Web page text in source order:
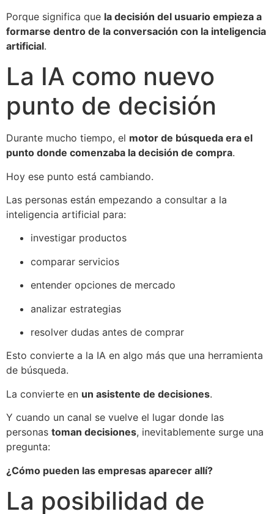
Porque significa que la decisión del usuario empieza a
formarse dentro de la conversación con la inteligencia
artificial.
La IA como nuevo
punto de decisión
Durante mucho tiempo, el motor de búsqueda era el
punto donde comenzaba la decisión de compra.
Hoy ese punto está cambiando.
Las personas están empezando a consultar a la
inteligencia artificial para:
investigar productos
comparar servicios
entender opciones de mercado
analizar estrategias
resolver dudas antes de comprar
Esto convierte a la IA en algo más que una herramienta
de búsqueda.
La convierte en un asistente de decisiones.
Y cuando un canal se vuelve el lugar donde las
personas toman decisiones, inevitablemente surge una
pregunta:
¿Cómo pueden las empresas aparecer allí?
La posibilidad de